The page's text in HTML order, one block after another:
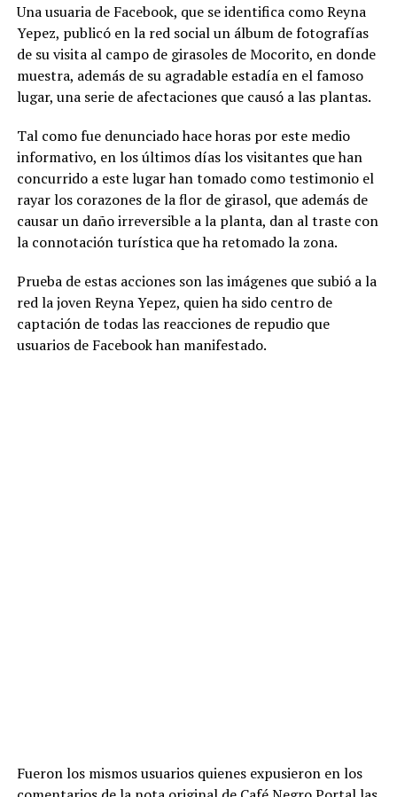
Una usuaria de Facebook, que se identifica como Reyna
Yepez, publicó en la red social un álbum de fotografías
de su visita al campo de girasoles de Mocorito, en donde
muestra, además de su agradable estadía en el famoso
lugar, una serie de afectaciones que causó a las plantas.
Tal como fue denunciado hace horas por este medio
informativo, en los últimos días los visitantes que han
concurrido a este lugar han tomado como testimonio el
rayar los corazones de la flor de girasol, que además de
causar un daño irreversible a la planta, dan al traste con
la connotación turística que ha retomado la zona.
Prueba de estas acciones son las imágenes que subió a la
red la joven Reyna Yepez, quien ha sido centro de
captación de todas las reacciones de repudio que
usuarios de Facebook han manifestado.
Fueron los mismos usuarios quienes expusieron en los